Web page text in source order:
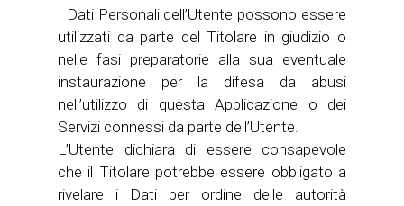
I Dati Personali dell’Utente possono essere
utilizzati da parte del Titolare in giudizio o
nelle fasi preparatorie alla sua eventuale
instaurazione per la difesa da abusi
nell’utilizzo di questa Applicazione o dei
Servizi connessi da parte dell’Utente.
L’Utente dichiara di essere consapevole
che il Titolare potrebbe essere obbligato a
rivelare i Dati per ordine delle autorità